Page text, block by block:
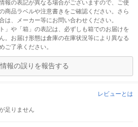
報の表記が異なる場合がございますので、ご使
商品ラベルや注意書きをご確認ください。さら
は、メーカー等にお問い合わせください。
」や「箱」の表記は、必ずしも箱でのお届けを
。お届け形態は倉庫の在庫状況等により異なる
ご了承ください。
報の誤りを報告する
レビューとは
足りません